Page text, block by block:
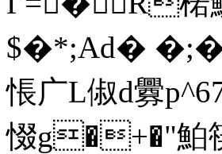
$�*;Ad�
悵广L俶d釁
惙g�+�"